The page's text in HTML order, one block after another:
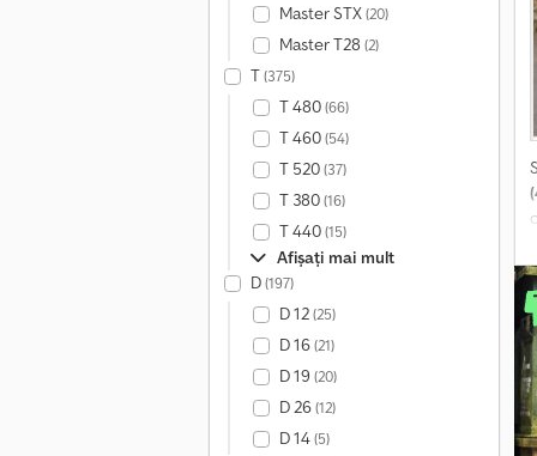
Master STX(20)
Master T28 (2)
T(375)
T 480(66)
T 460(54)
T 520(37)
T 380(16)
T 440(15)
Afișați mai mult
D(197)
D 12(25)
D 16(21)
D 19 (20)
D 26(12)
D 14(5)